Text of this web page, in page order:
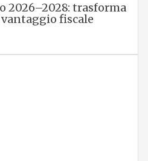
2026–2028: trasforma
fiscale